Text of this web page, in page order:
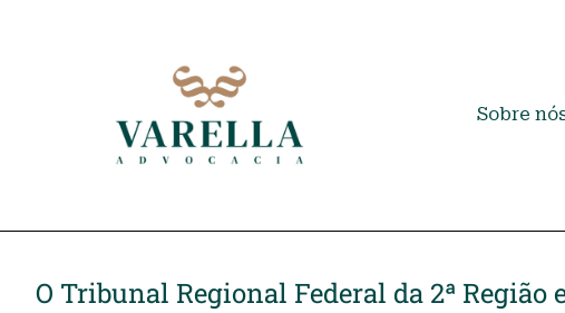
Sobre
O Tribunal Regional Federal da 2ª